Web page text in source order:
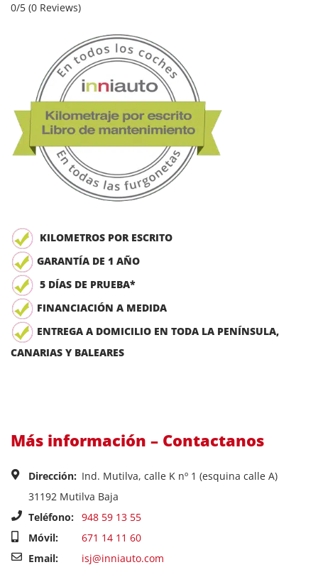
0/5 (0 Reviews)
KILOMETROS POR ESCRITO
GARANTÍA DE 1 AÑO
5 DÍAS DE PRUEBA*
FINANCIACIÓN A MEDIDA
ENTREGA A DOMICILIO EN TODA LA PENÍNSULA,
CANARIAS Y BALEARES
Más información – Contactanos
Dirección: Ind. Mutilva, calle K nº 1 (esquina calle A)
31192 Mutilva Baja
Teléfono:
948 59 13 55
Móvil:
671 14 11 60
Email:
isj@inniauto.com